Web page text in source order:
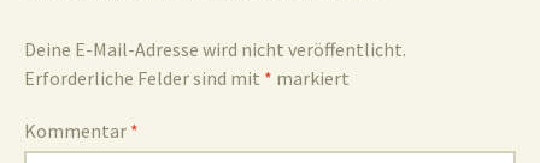
Deine E-Mail-Adresse wird nicht veröffentlicht.
Erforderliche Felder sind mit * markiert
Kommentar *